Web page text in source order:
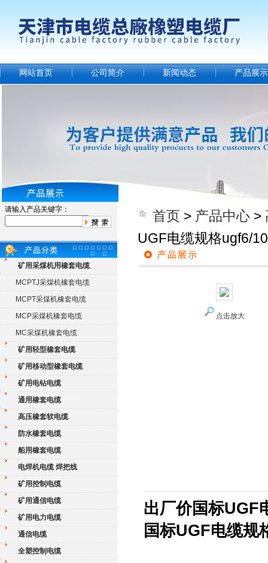
网站首页 公司简介 新闻动态 产品展示
请输入产品关键字：
矿用采煤机用橡套电缆
MCPTJ采煤机橡套电缆
MCPT采煤机橡套电缆
MCP采煤机橡套电缆
MC采煤机橡套电缆
矿用轻型橡套电缆
矿用移动型橡套电缆
矿用电钻电缆
通用橡套电缆
高压橡套软电缆
防水橡套电缆
船用橡套电缆
电焊机电缆 焊把线
矿用控制电缆
矿用通信电缆
矿用电力电缆
通信电缆
全塑控制电缆
首页 > 产品中心 >
UGF电缆规格ugf6/
点击放大
出厂价国标UGF
国标UGF电缆